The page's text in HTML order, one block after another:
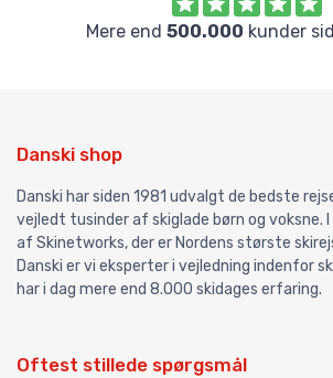
Mere end 500.000 kunder
Danski shop
Danski har siden 1981 udvalgt de bedste
vejledt tusinder af skiglade børn og voksne. I
af Skinetworks, der er Nordens største
Danski er vi eksperter i vejledning indenfor
har i dag mere end 8.000 skidages erfaring.
Oftest stillede spørgsmål